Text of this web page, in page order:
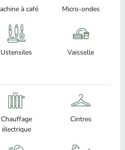
à café Micro-ondes
Ustensiles Vaisselle
Chauffage
électrique
Cintres